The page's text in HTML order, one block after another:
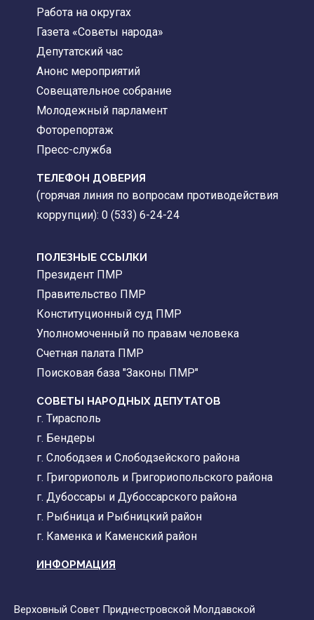
Работа на округах
Газета «Советы народа»
Депутатский час
Анонс мероприятий
Совещательное собрание
Молодежный парламент
Фоторепортаж
Пресс-служба
ТЕЛЕФОН ДОВЕРИЯ
(горячая линия по вопросам противодействия
коррупции): 0 (533) 6-24-24
ПОЛЕЗНЫЕ ССЫЛКИ
Президент ПМР
Правительство ПМР
Конституционный суд ПМР
Уполномоченный по правам человека
Счетная палата ПМР
Поисковая база "Законы ПМР"
СОВЕТЫ НАРОДНЫХ ДЕПУТАТОВ
г. Тирасполь
г. Бендеры
г. Слободзея и Слободзейского района
г. Григориополь и Григориопольского района
г. Дубоссары и Дубоссарского района
г. Рыбница и Рыбницкий район
г. Каменка и Каменский район
ИНФОРМАЦИЯ
Верховный Совет Приднестровской Молдавской